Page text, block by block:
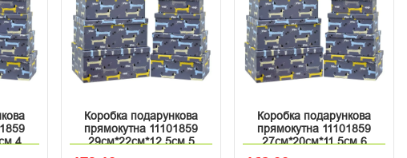
4
Коробка подарункова
прямокутна 11101859
29см*22см*12.5см 5
Коробка подарункова
прямокутна 11101859
27см*20см*11.5см 6